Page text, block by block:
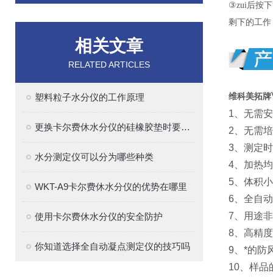
相关文章
RELATED ARTICLES
塑料粒子水分仪的工作原理
更换卡尔费休水分仪的硅橡胶垫时要注意的事项
水分测定仪可以分为哪些种类
WKT-A9卡尔费休水分仪的优势在哪里
使用卡尔费休水分仪的安全防护
你知道选择全自动凝点测定仪的技巧吗
③zui后按下
剩下的工
维科美拓牌
1、无需
2、无需
3、测定
4、加热
5、体积
6、全自
7、用途
8、高精
9、*的防
10、样品